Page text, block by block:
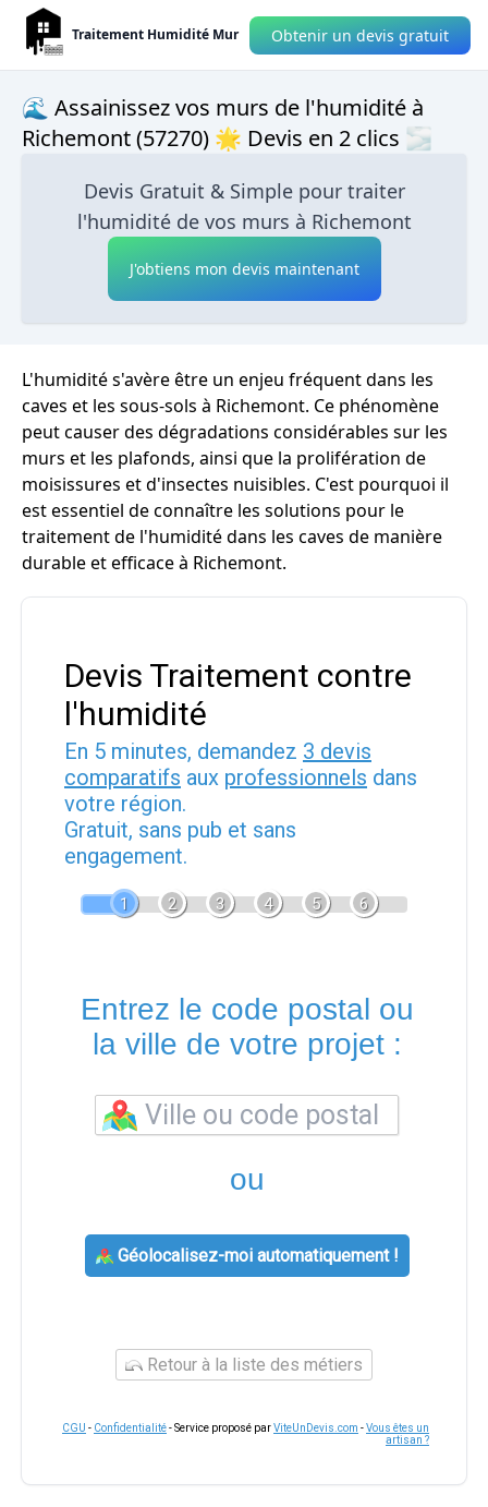
Traitement Humidité Mur Obtenir un devis gratuit
🌊 Assainissez vos murs de l'humidité à
Richemont (57270) 🌟 Devis en 2 clics 🌫
Devis Gratuit & Simple pour traiter
l'humidité de vos murs à Richemont
J'obtiens mon devis maintenant
L'humidité s'avère être un enjeu fréquent dans les
caves et les sous-sols à Richemont. Ce phénomène
peut causer des dégradations considérables sur les
murs et les plafonds, ainsi que la prolifération de
moisissures et d'insectes nuisibles. C'est pourquoi il
est essentiel de connaître les solutions pour le
traitement de l'humidité dans les caves de manière
durable et efficace à Richemont.
Devis Traitement contre
l'humidité
En 5 minutes, demandez 3 devis
comparatifs aux professionnels dans
votre région.
Gratuit, sans pub et sans
engagement.
1 2 3 4 5 6
Entrez le code postal ou
la ville de votre projet :
ou
Géolocalisez-moi automatiquement !
Retour à la liste des métiers
CGU - Confidentialité- Service proposé parViteUnDevis.com -Vous êtes un
artisan ?